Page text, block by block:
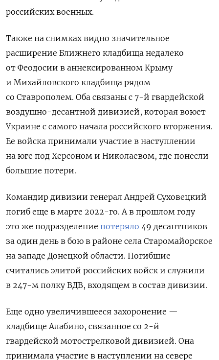
российских военных.
Также на снимках видно значительное
расширение Ближнего кладбища недалеко
от Феодосии в аннексированном Крыму
и Михайловского кладбища рядом
со Ставрополем. Оба связаны с 7-й гвардейской
воздушно-десантной дивизией, которая воюет
Украине с самого начала российского вторжения.
Ее войска принимали участие в наступлении
на юге под Херсоном и Николаевом, где понесли
большие потери.
Командир дивизии генерал Андрей Суховецкий
погиб еще в марте 2022-го. А в прошлом году
это же подразделение потеряло 49 десантников
за один день в бою в районе села Старомайорское
на западе Донецкой области. Погибшие
считались элитой российских войск и служили
в 247-м полку ВДВ, входящем в состав дивизии.
Еще одно увеличившееся захоронение —
кладбище Алабино, связанное со 2-й
гвардейской мотострелковой дивизией. Она
принимала участие в наступлении на севере